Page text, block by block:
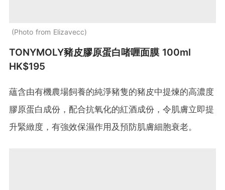
Photo from Elizavecc
TONYMOLY豬皮膠原蛋白啫喱面膜 100ml
HK$195
蘊含由有機農場飼養的純淨豬隻的豬皮中提煉的高濃度
膠原蛋白成份，配合抗氧化的紅酒成份，令肌膚立即提
升緊緻度，有強效保濕作用及預防肌膚細胞衰老。